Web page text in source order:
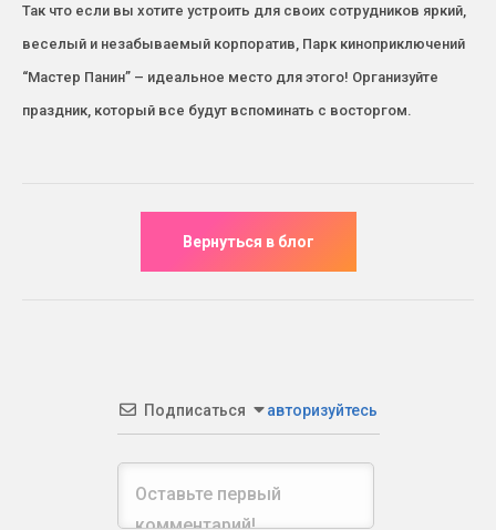
Так что если вы хотите устроить для своих сотрудников яркий,
веселый и незабываемый корпоратив, Парк киноприключений
“Мастер Панин” – идеальное место для этого! Организуйте
праздник, который все будут вспоминать с восторгом.
Подписаться авторизуйтесь